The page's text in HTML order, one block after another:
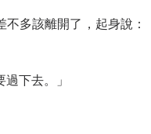
不多該離開了，起身說
下去。」